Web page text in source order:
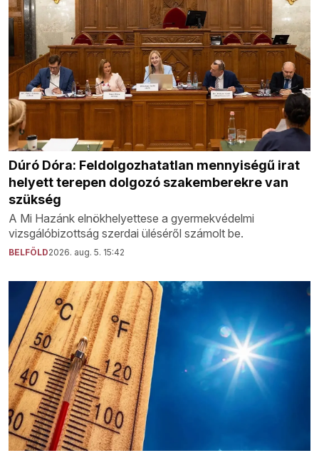
Dúró Dóra: Feldolgozhatatlan mennyiségű irat
helyett terepen dolgozó szakemberekre van
szükség
A Mi Hazánk elnökhelyettese a gyermekvédelmi
vizsgálóbizottság szerdai üléséről számolt be.
BELFÖLD2026. aug. 5. 15:42